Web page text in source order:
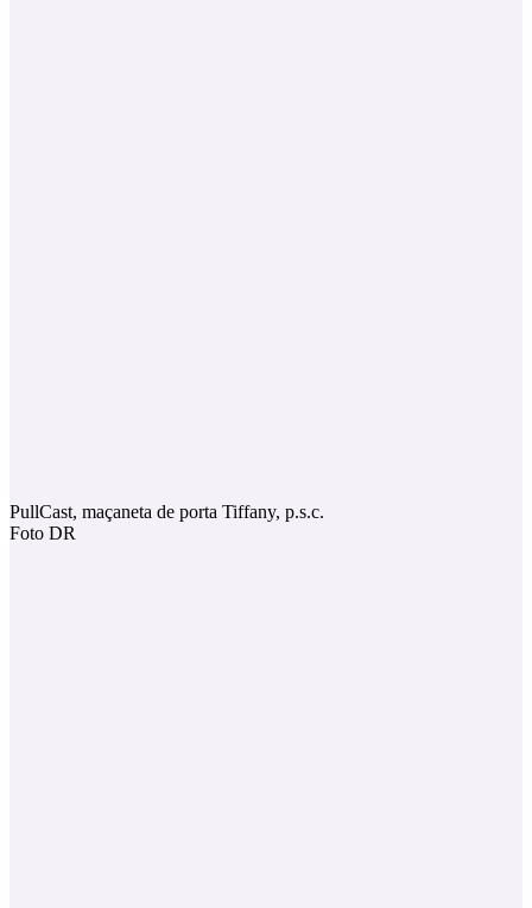
PullCast, maçaneta de porta Tiffany, p.s.c.
Foto DR